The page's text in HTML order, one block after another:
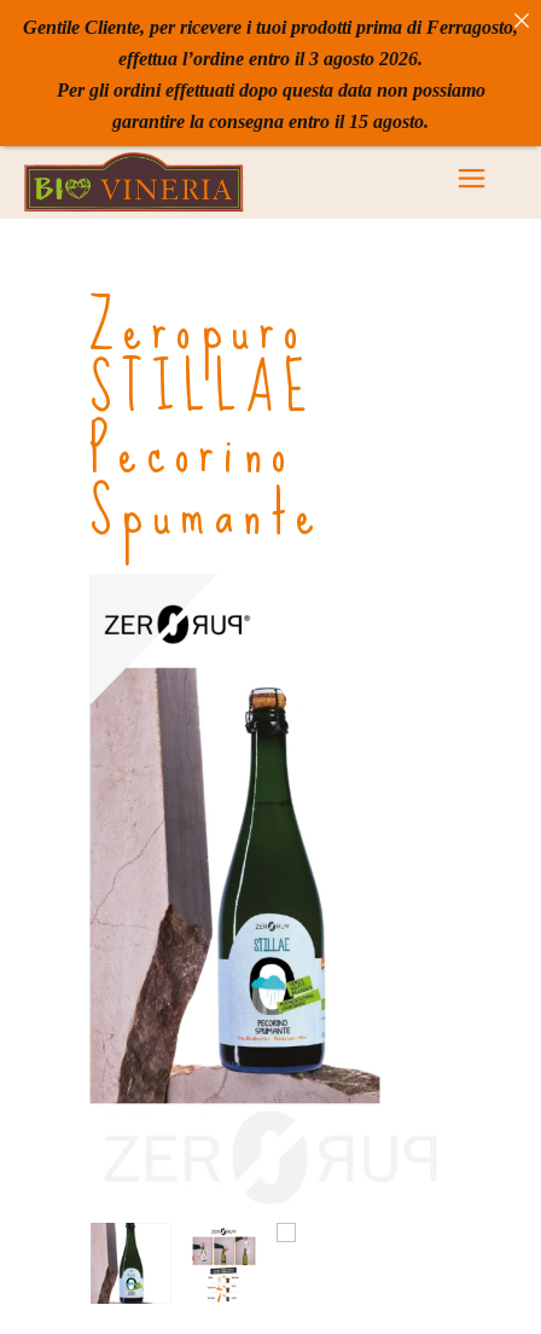
Zeropuro
STILLAE
Pecorino
Spumante
Gentile Cliente, per ricevere i tuoi prodotti prima di Ferragosto,
effettua l’ordine entro il 3 agosto 2026.
Per gli ordini effettuati dopo questa data non possiamo
garantire la consegna entro il 15 agosto.